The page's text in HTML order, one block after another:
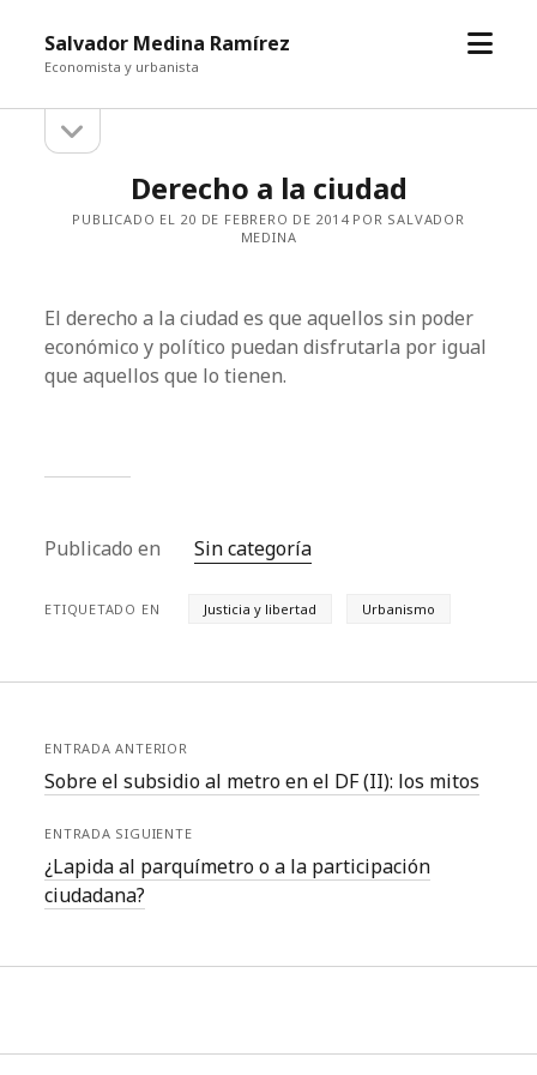
Salvador Medina Ramírez
Economista y urbanista
abrir
Barra
la
Derecho a la ciudad
PUBLICADO EL 20 DE FEBRERO DE 2014 POR SALVADOR
MEDINA
El derecho a la ciudad es que aquellos sin poder
económico y político puedan disfrutarla por igual
que aquellos que lo tienen.
Publicado en Sin categoría
ETIQUETADO EN Justicia y libertad Urbanismo
ENTRADA ANTERIOR
Sobre el subsidio al metro en el DF (II): los mitos
ENTRADA SIGUIENTE
¿Lapida al parquímetro o a la participación
ciudadana?